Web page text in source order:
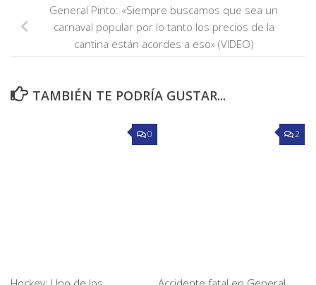
General Pinto: «Siempre buscamos que sea un
carnaval popular por lo tanto los precios de la
cantina están acordes a eso» (VIDEO)
TAMBIÉN TE PODRÍA GUSTAR...
0 2